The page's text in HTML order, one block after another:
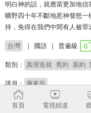
明白神的話，就應當更加地
曠野四十年不斷地惹神發怒
持，免得在我們中間有人被罪
台灣 國語 普遍級
類別： 真理造就 舊約 新約
講員： 康來昌
首頁 電視頻道